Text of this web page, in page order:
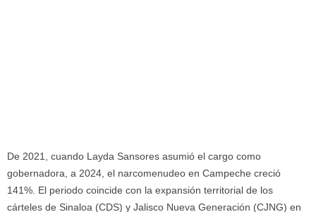
De 2021, cuando Layda Sansores asumió el cargo como
gobernadora, a 2024, el narcomenudeo en Campeche creció
141%. El periodo coincide con la expansión territorial de los
cárteles de Sinaloa (CDS) y Jalisco Nueva Generación (CJNG) en